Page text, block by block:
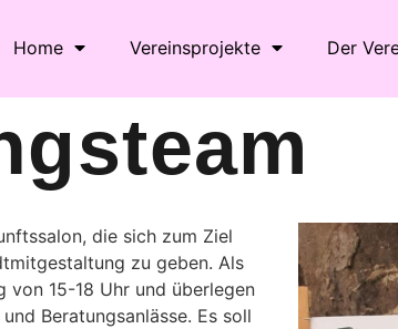
Home Vereinsprojekte Der
die sich zum Ziel
zu geben. Als
15-18 Uhr und überlegen
Beratungsanlässe. Es soll